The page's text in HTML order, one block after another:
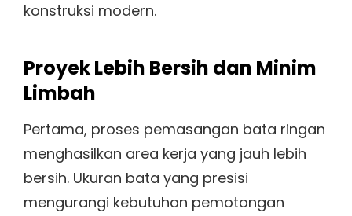
konstruksi modern.
Proyek Lebih Bersih dan Minim
Limbah
Pertama, proses pemasangan bata ringan
menghasilkan area kerja yang jauh lebih
bersih. Ukuran bata yang presisi
mengurangi kebutuhan pemotongan